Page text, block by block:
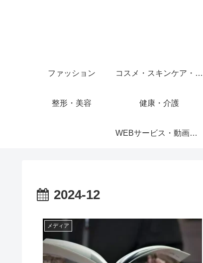
ファッション コスメ・スキンケア・ヘアケア
整形・美容 健康・介護
WEBサービス・動画サービス
2024-12
メディア